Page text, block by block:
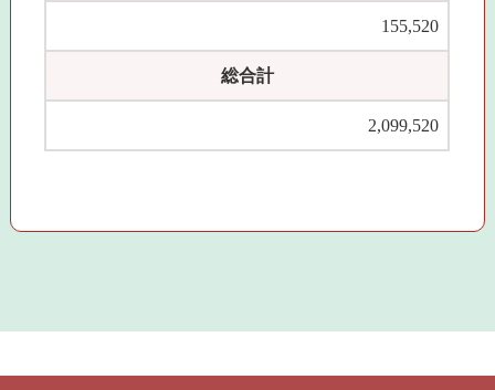
155,520
総合計
2,099,520